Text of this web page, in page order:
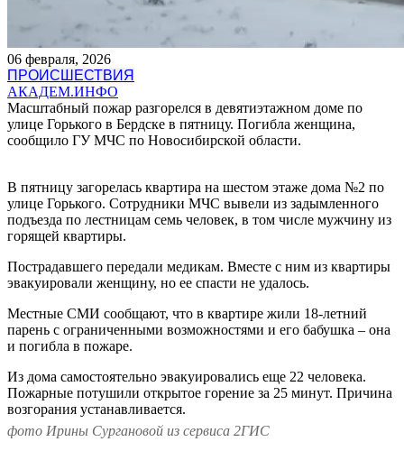
06 февраля, 2026
ПРОИСШЕСТВИЯ
АКАДЕМ.ИНФО
Масштабный пожар разгорелся в девятиэтажном доме по
улице Горького в Бердске в пятницу. Погибла женщина,
сообщило ГУ МЧС по Новосибирской области.
В пятницу загорелась квартира на шестом этаже дома №2 по
улице Горького. Сотрудники МЧС вывели из задымленного
подъезда по лестницам семь человек, в том числе мужчину из
горящей квартиры.
Пострадавшего передали медикам. Вместе с ним из квартиры
эвакуировали женщину, но ее спасти не удалось.
Местные СМИ сообщают, что в квартире жили 18-летний
парень с ограниченными возможностями и его бабушка – она
и погибла в пожаре.
Из дома самостоятельно эвакуировались еще 22 человека.
Пожарные потушили открытое горение за 25 минут. Причина
возгорания устанавливается.
фото Ирины Сургановой из сервиса 2ГИС